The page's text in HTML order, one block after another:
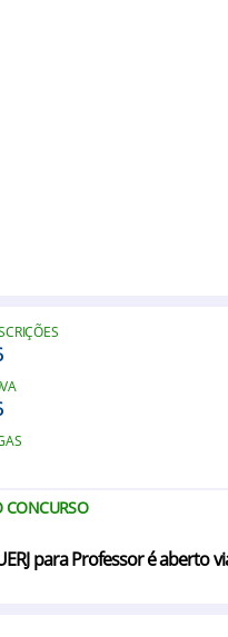
CONCURSO
para Professor é aberto